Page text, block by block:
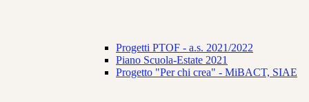
Progetti PTOF - a.s. 2021/2022
Piano Scuola-Estate 2021
Progetto "Per chi crea" - MiBACT, SIAE